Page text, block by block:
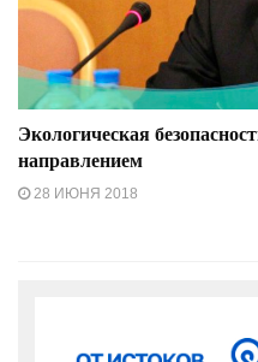
Экологическая
направлением
28 ИЮНЯ 2018